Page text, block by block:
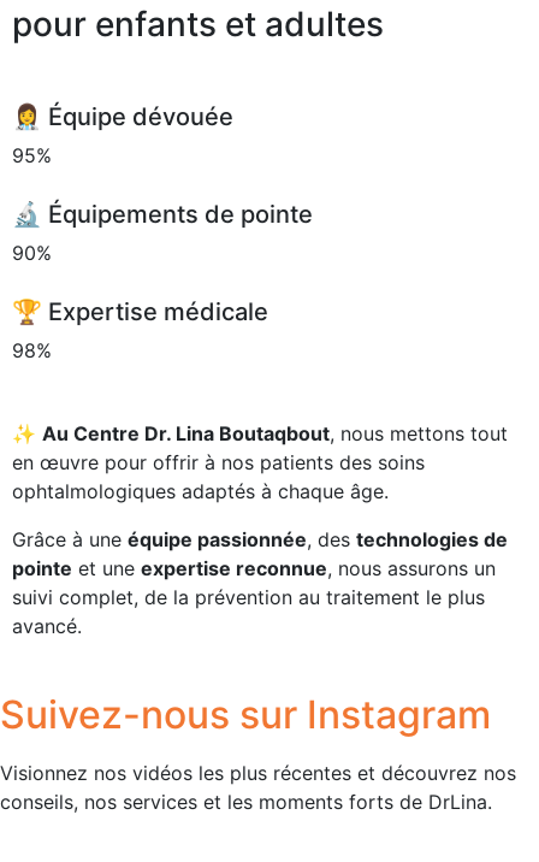
pour enfants et adultes
👩‍⚕️ Équipe dévouée
95%
🔬 Équipements de pointe
90%
🏆 Expertise médicale
98%
✨ Au Centre Dr. Lina Boutaqbout, nous mettons tout
en œuvre pour offrir à nos patients des soins
ophtalmologiques adaptés à chaque âge.
Grâce à une équipe passionnée, des technologies de
pointe et une expertise reconnue, nous assurons un
suivi complet, de la prévention au traitement le plus
avancé.
Suivez-nous sur Instagram
Visionnez nos vidéos les plus récentes et découvrez nos
conseils, nos services et les moments forts de DrLina.